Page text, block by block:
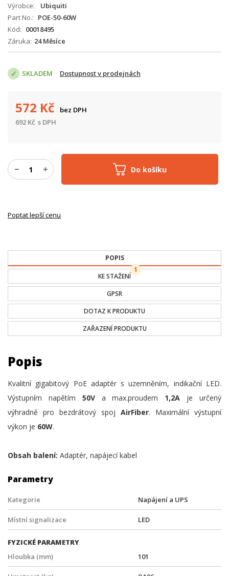
Výrobce
Ubiquiti
Part No.
POE-50-60W
Kód
00018495
Záruka 24 Měsíce
SKLADEM Dostupnost v prodejnách
Do košíku
572 Kč
bez DPH
692 Kč s DPH
Poptat lepší cenu
POPIS
KE STAŽENÍ
1
GPSR
DOTAZ K PRODUKTU
ZAŘAZENÍ PRODUKTU
Popis
Kvalitní gigabitový PoE adaptér s uzemněním, indikační LED.
Výstupním napětím 50V a max.proudem 1,2A je určený
výhradně pro bezdrátový spoj AirFiber. Maximální výstupní
výkon je 60W.
Obsah balení: Adaptér, napájecí kabel
Parametry
Kategorie Napájení a UPS
Místní signalizace LED
FYZICKÉ PARAMETRY
Hloubka (mm)
101